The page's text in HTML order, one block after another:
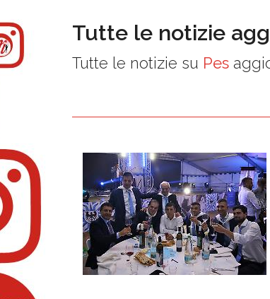
Tutte le notizie
Tutte le notizie su Pes